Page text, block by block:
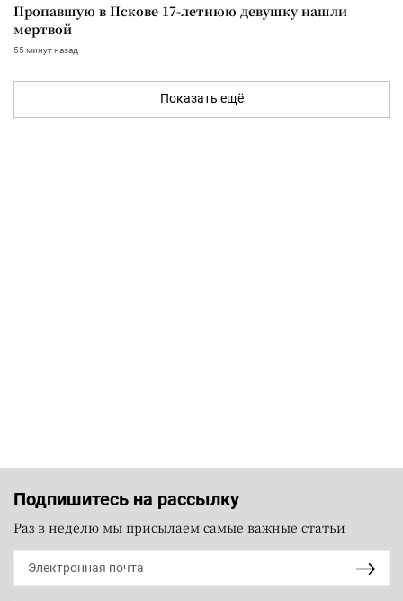
Пропавшую в Пскове 17-летнюю девушку нашли
мертвой
55 минут назад
Показать ещё
Подпишитесь на рассылку
Раз в неделю мы присылаем самые важные статьи